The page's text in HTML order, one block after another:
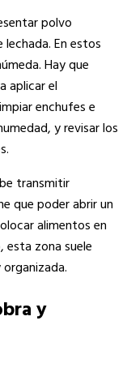
polvo
En estos
Hay que
aplicar el
enchufes e
y revisar los
transmitir
que poder abrir un
alimentos en
esta zona suele
y